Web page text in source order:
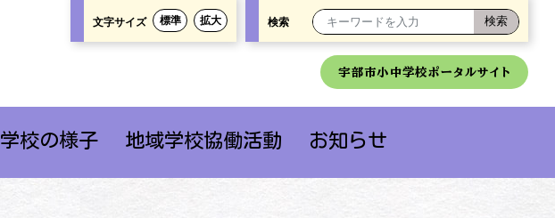
文字サイズ 標準 拡大 検索
宇部市小中学校ポータルサイト
学校の様子 地域学校協働活動 お知らせ